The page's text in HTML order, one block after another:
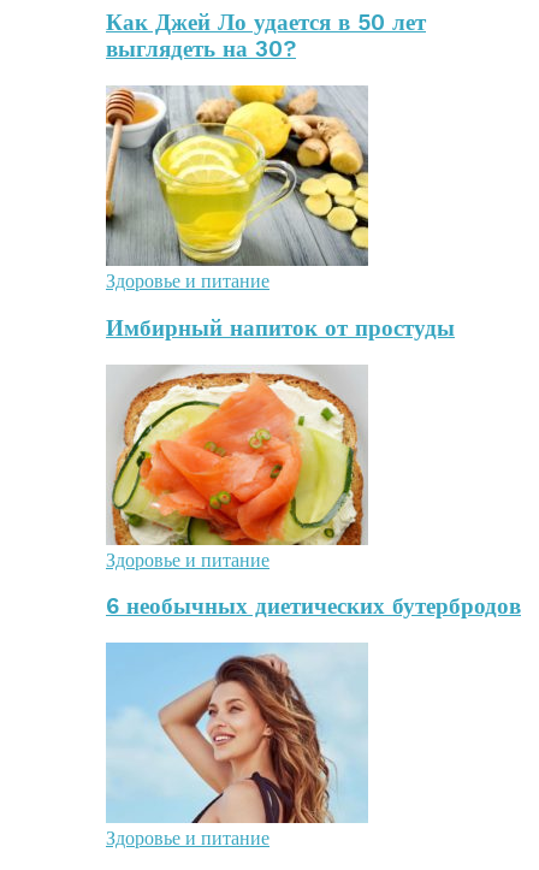
Как Джей Ло удается в 50 лет
выглядеть на 30?
Здоровье и питание
Имбирный напиток от простуды
Здоровье и питание
6 необычных диетических бутербродов
Здоровье и питание